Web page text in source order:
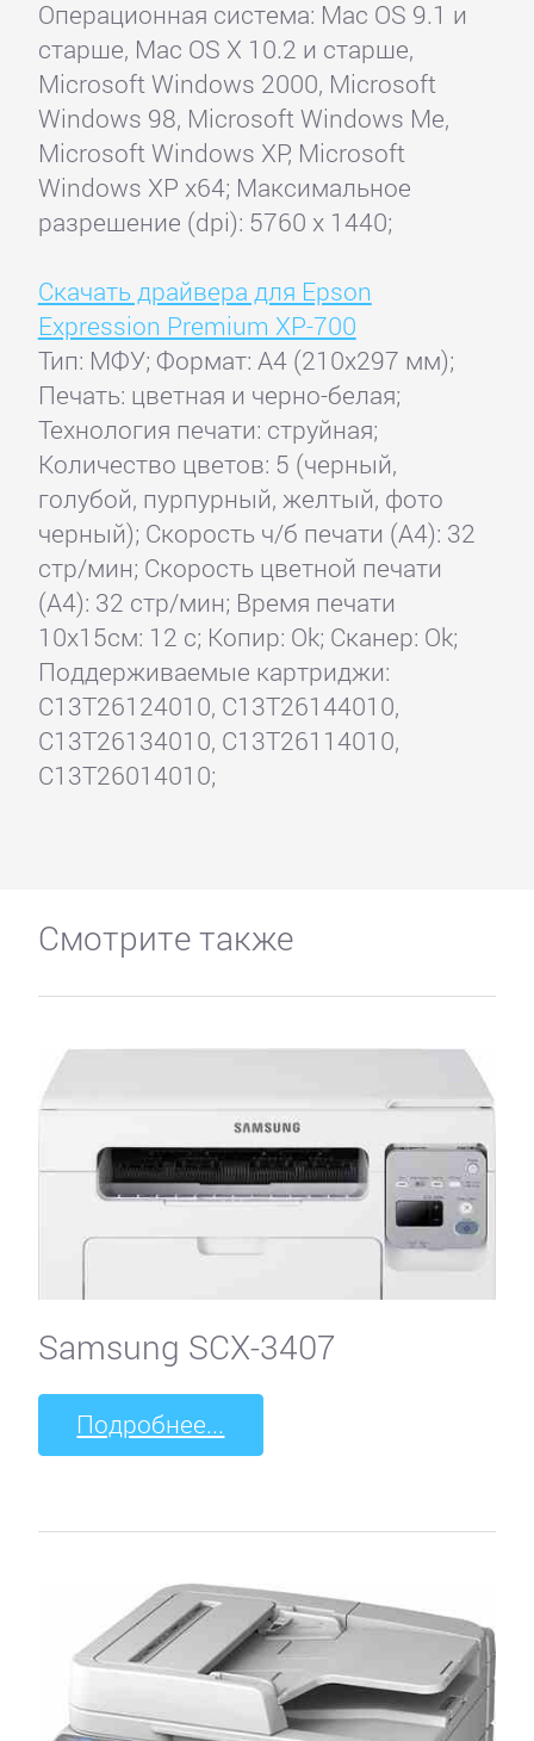
Операционная система: Mac OS 9.1 и
старше, Mac OS X 10.2 и старше,
Microsoft Windows 2000, Microsoft
Windows 98, Microsoft Windows Me,
Microsoft Windows XP, Microsoft
Windows XP x64; Максимальное
разрешение (dpi): 5760 x 1440;
Скачать драйвера для Epson
Expression Premium XP-700
Тип: МФУ; Формат: A4 (210x297 мм);
Печать: цветная и черно-белая;
Технология печати: струйная;
Количество цветов: 5 (черный,
голубой, пурпурный, желтый, фото
черный); Скорость ч/б печати (А4): 32
стр/мин; Скорость цветной печати
(А4): 32 стр/мин; Время печати
10x15см: 12 с; Копир: Ok; Сканер: Ok;
Поддерживаемые картриджи:
C13T26124010, C13T26144010,
C13T26134010, C13T26114010,
C13T26014010;
Смотрите также
Samsung SCX-3407
Подробнее...